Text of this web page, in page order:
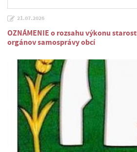
21.07.2026
OZNÁMENIE o rozsahu výkonu
orgánov samosprávy obcí